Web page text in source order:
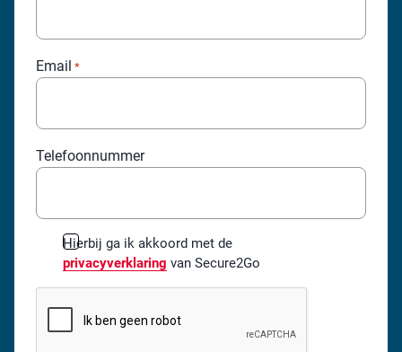
Email *
Telefoonnummer
Hierbij ga ik akkoord met de
privacyverklaring van Secure2Go